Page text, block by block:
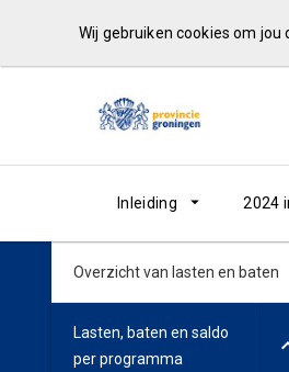
Wij gebruiken cookies om
Inleiding 2024
Overzicht van lasten en baten
Lasten, baten en saldo
per programma